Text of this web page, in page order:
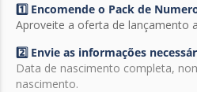
1️⃣ Encomende o Pack de
Aproveite a oferta de lançamento
2️⃣ Envie as informações
Data de nascimento completa,
nascimento.